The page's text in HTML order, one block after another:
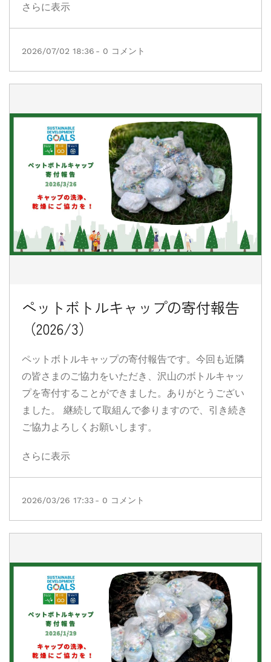
さらに表示
2026/07/02 18:36 - 0 コメント
ペットボトルキャップの寄付報告
（2026/3）
ペットボトルキャップの寄付報告です。今回も近隣
の皆さまのご協力をいただき、沢山のボトルキャッ
プを寄付することができました。ありがとうござい
ました。 継続して取組んで参りますので、引き続き
ご協力よろしくお願いします。
さらに表示
2026/03/26 17:33 - 0 コメント